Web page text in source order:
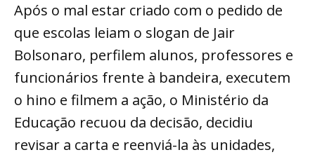
Após o mal estar criado com o pedido de
que escolas leiam o slogan de Jair
Bolsonaro, perfilem alunos, professores e
funcionários frente à bandeira, executem
o hino e filmem a ação, o Ministério da
Educação recuou da decisão, decidiu
revisar a carta e reenviá-la às unidades,